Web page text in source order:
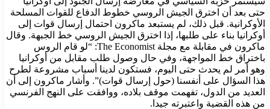
حتى بعد أن اخترق الجيش الروسي خطوط الدفاع للقوات المسلحة
الأوكرانية. قبل ذلك، لم يستبعد ماكرون احتمال إرسال قوات إلى
أوكرانيا بناء على طلبها، إذا اخترق الجيش الروسي خط الجبهة. وقال
ماكرون في مقابلة مع مجلة The Economist: “لو قام الروس
باختراق خط المواجهة، وفي حال وصول طلب مقابل من أوكرانيا
وهو أمر لم يحدث حتى اليوم، فستكون لدينا أسباب مشروعة لطرح
هذا السؤال على أنفسنا (حول إرسال قوات)”. وأشار ماكرون إلى أن
العديد من الدول، تفهمت موقف بلاده، ووافقت على النهج الفرنسي
من هذه القضية واعتبرته جيدا.